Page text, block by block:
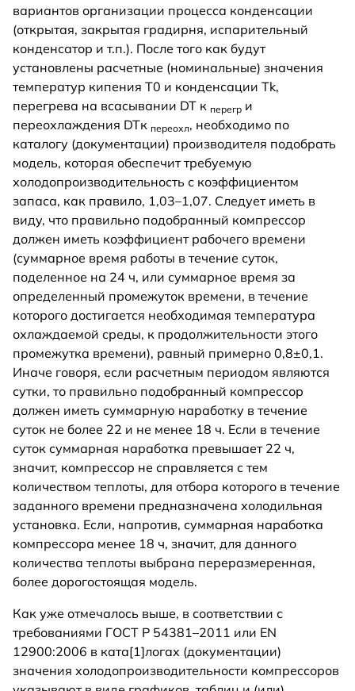
вариантов организации процесса конденсации
(открытая, закрытая градирня, испарительный
конденсатор и т.п.). После того как будут
установлены расчетные (номинальные) значения
температур кипения T0 и конденсации Tk,
перегрева на всасывании DT к перегр и
переохлаждения DTк переохл, необходимо по
каталогу (документации) производителя подобрать
модель, которая обеспечит требуемую
холодопроизводительность с коэффициентом
запаса, как правило, 1,03–1,07. Следует иметь в
виду, что правильно подобранный компрессор
должен иметь коэффициент рабочего времени
(суммарное время работы в течение суток,
поделенное на 24 ч, или суммарное время за
определенный промежуток времени, в течение
которого достигается необходимая температура
охлаждаемой среды, к продолжительности этого
промежутка времени), равный примерно 0,8±0,1.
Иначе говоря, если расчетным периодом являются
сутки, то правильно подобранный компрессор
должен иметь суммарную наработку в течение
суток не более 22 и не менее 18 ч. Если в течение
суток суммарная наработка превышает 22 ч,
значит, компрессор не справляется с тем
количеством теплоты, для отбора которого в течение
заданного времени предназначена холодильная
установка. Если, напротив, суммарная наработка
компрессора менее 18 ч, значит, для данного
количества теплоты выбрана переразмеренная,
более дорогостоящая модель.
Как уже отмечалось выше, в соответствии с
требованиями ГОСТ Р 54381–2011 или EN
12900:2006 в ката[1]логах (документации)
значения холодопроизводительности компрессоров